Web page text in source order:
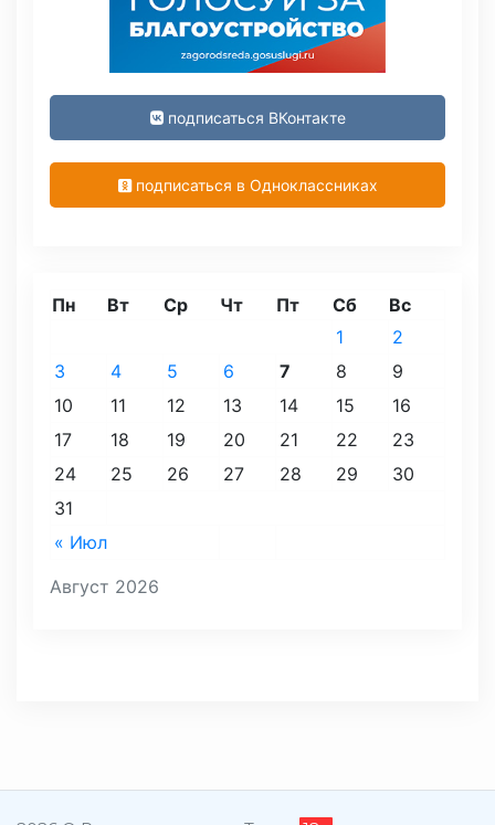
подписаться ВКонтакте
подписаться в Одноклассниках
Август 2026
Пн Вт Ср Чт Пт Сб Вс
« Июл
1
2
3
4 5 6 7 8
9
10
11 12 13 14 15
16
17
18 19 20 21 22
23
24
25 26 27 28 29
30
31